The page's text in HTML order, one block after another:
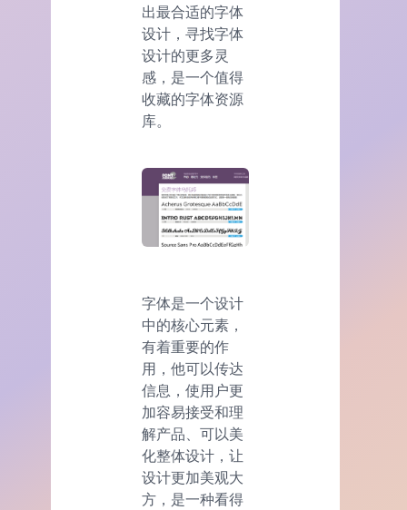
出最合适的字体
设计，寻找字体
设计的更多灵
感，是一个值得
收藏的字体资源
库。
字体是一个设计
中的核心元素，
有着重要的作
用，他可以传达
信息，使用户更
加容易接受和理
解产品、可以美
化整体设计，让
设计更加美观大
方，是一种看得